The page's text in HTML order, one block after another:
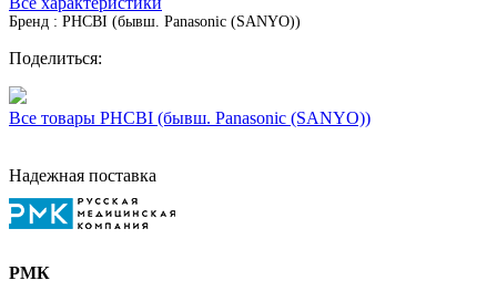
Бренд : PHCBI (бывш. Panasonic (SANYO))
Поделиться:
Все товары PHCBI (бывш. Panasonic (SANYO))
Надежная поставка
РМК